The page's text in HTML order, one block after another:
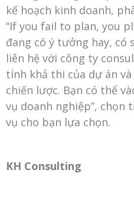
kế hoạch kinh doanh,
“If you fail to plan, you
đang có ý tưởng hay, có
liên hệ với công ty
tính khả thi của dự án
chiến lược. Bạn có thể
vụ doanh nghiệp”, chọn
vụ cho bạn lựa chọn.
KH Consulting